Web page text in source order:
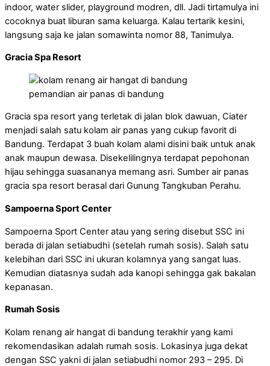
indoor, water slider, playground modren, dll. Jadi tirtamulya ini
cocoknya buat liburan sama keluarga. Kalau tertarik kesini,
langsung saja ke jalan somawinta nomor 88, Tanimulya.
Gracia Spa Resort
pemandian air panas di bandung
Gracia spa resort yang terletak di jalan blok dawuan, Ciater
menjadi salah satu kolam air panas yang cukup favorit di
Bandung. Terdapat 3 buah kolam alami disini baik untuk anak
anak maupun dewasa. Disekelilingnya terdapat pepohonan
hijau sehingga suasananya memang asri. Sumber air panas
gracia spa resort berasal dari Gunung Tangkuban Perahu.
Sampoerna Sport Center
Sampoerna Sport Center atau yang sering disebut SSC ini
berada di jalan setiabudhi (setelah rumah sosis). Salah satu
kelebihan dari SSC ini ukuran kolamnya yang sangat luas.
Kemudian diatasnya sudah ada kanopi sehingga gak bakalan
kepanasan.
Rumah Sosis
Kolam renang air hangat di bandung terakhir yang kami
rekomendasikan adalah rumah sosis. Lokasinya juga dekat
dengan SSC yakni di jalan setiabudhi nomor 293 – 295. Di